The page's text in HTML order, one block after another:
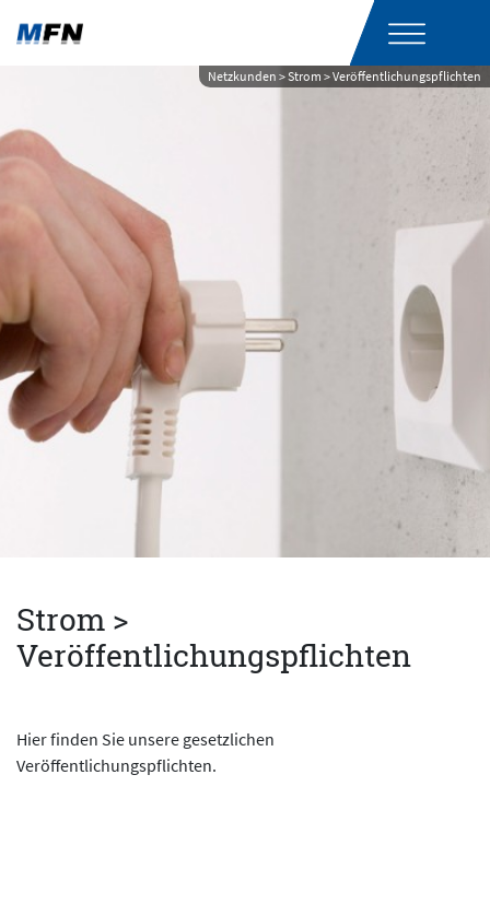
Netzkunden > Strom > Veröffentlichungspflichten
Strom >
Veröffentlichungspflichten
Hier finden Sie unsere gesetzlichen
Veröffentlichungspflichten.